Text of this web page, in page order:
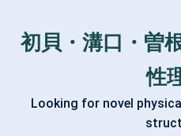
初貝・溝口・曽
性
Looking for novel